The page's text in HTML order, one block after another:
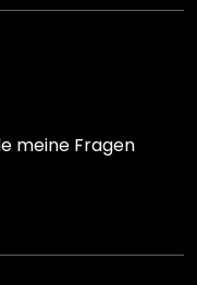
meine Fragen